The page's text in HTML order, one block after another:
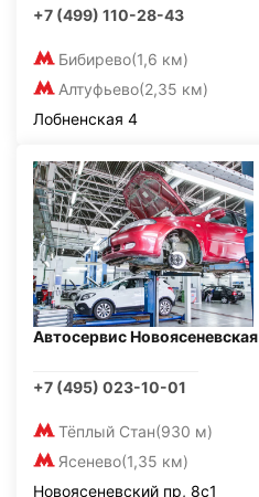
+7 (499) 110-28-43
Бибирево(1,6 км)
Алтуфьево(2,35 км)
Лобненская 4
Автосервис Новоясеневская
+7 (495) 023-10-01
Тёплый Стан(930 м)
Ясенево(1,35 км)
Новоясеневский пр, 8с1